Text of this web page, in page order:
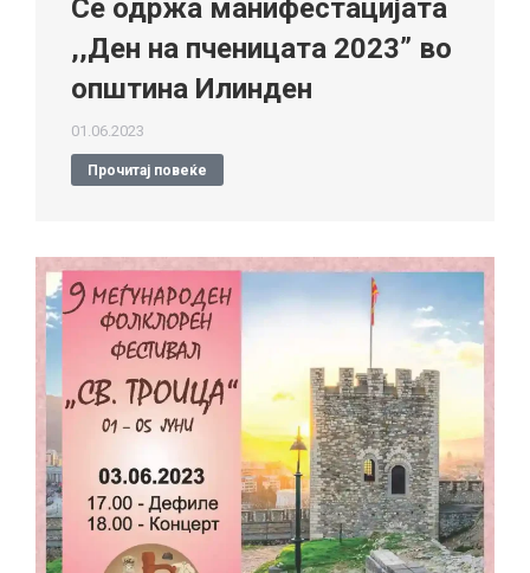
Се одржа манифестацијата
,,Ден на пченицата 2023” во
општина Илинден
01.06.2023
Прочитај повеќе